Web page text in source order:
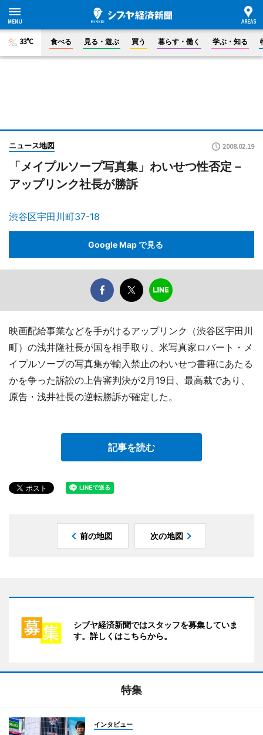
33°C 食べる 見る・遊ぶ 買う 暮らす・働く 学ぶ・知る
ニュース地図 2008.02.19
「メイプルソープ写真集」わいせつ性否定－
アップリンク社長が勝訴
渋谷区宇田川町37-18
Google Map で見る
映画配給事業などを手がけるアップリンク（渋谷区宇田川
町）の浅井隆社長が国を相手取り、米写真家ロバート・メ
イプルソープの写真集が輸入禁止のわいせつ書籍にあたる
かを争った訴訟の上告審判決が2月19日、最高裁であり、
原告・浅井社長の逆転勝訴が確定した。
記事を読む
前の地図 次の地図
シブヤ経済新聞ではスタッフを募集していま
す。詳しくはこちらから。
特集
インタビュー